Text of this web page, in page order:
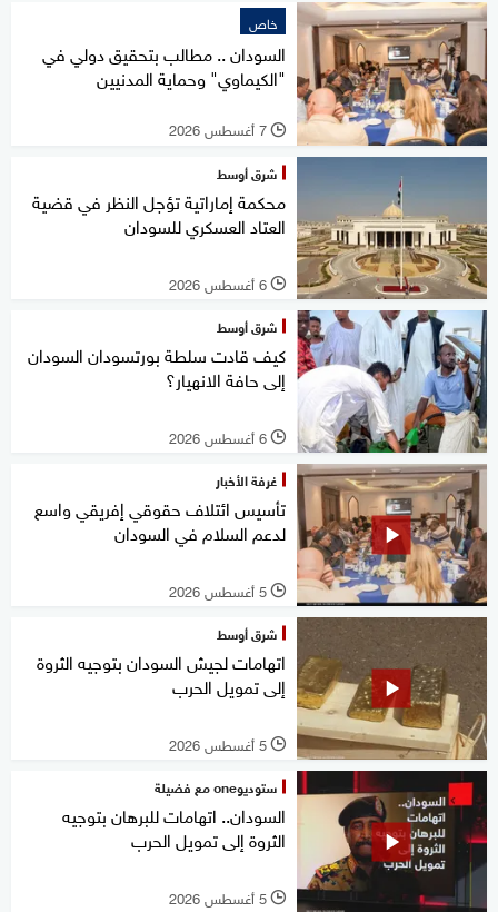
خاص
السودان .. مطالب بتحقيق دولي في
"الكيماوي" وحماية المدنيين
l 7 أغسطس 2026
شرق أوسط
محكمة إماراتية تؤجل النظر في قضية
العتاد العسكري للسودان
l 6 أغسطس 2026
شرق أوسط
كيف قادت سلطة بورتسودان السودان
إلى حافة الانهيار؟
l 6 أغسطس 2026
غرفة الأخبار
تأسيس ائتلاف حقوقي إفريقي واسع
لدعم السلام في السودان
l 5 أغسطس 2026
شرق أوسط
اتهامات لجيش السودان بتوجيه الثروة
إلى تمويل الحرب
l 5 أغسطس 2026
ستوديوone مع فضيلة
السودان.. اتهامات للبرهان بتوجيه
الثروة إلى تمويل الحرب
l 5 أغسطس 2026